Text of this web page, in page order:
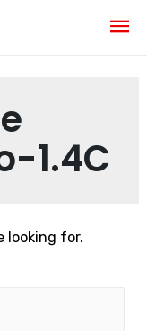
1.4C
looking for.